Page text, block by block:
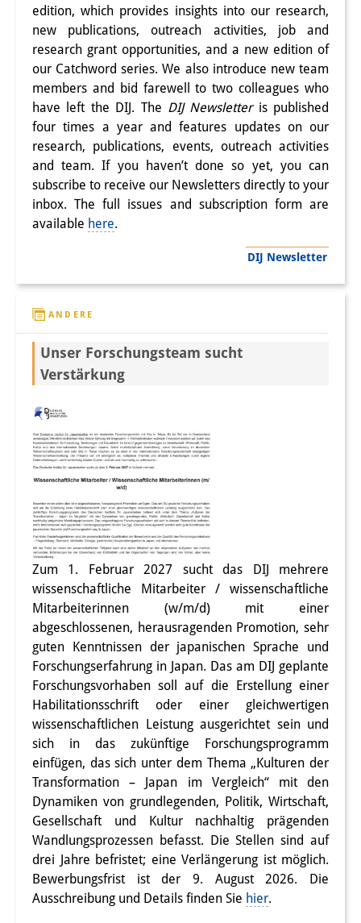
Wissensinfrastrukturen
Individuelle Projekte
Abgeschlossene Forschung
Events
Veranstaltungsübersicht
DIJ Forum
DIJ Study Group
Thematische Vortragsreihen
Symposien und Konferenzen
Workshops
Sonstige Veranstaltungen
Publikationen
Publikationsübersicht
Contemporary Japan
DIJ Monographienreihe
DIJ Working Papers
DIJ Newsletter
DIJ Videos
Miscellanea
Podcasts
Frühere Publikationsreihen
Bibliothek
Die Bibliothek ist für die
Öffentlichkeit zugänglich.
Bitte melden Sie sich vorher an.
Information
Katalog
edition, which provides insights into our research,
new publications, outreach activities, job and
research grant opportunities, and a new edition of
our Catchword series. We also introduce new team
members and bid farewell to two colleagues who
have left the DIJ. The DIJ Newsletteris published
four times a year and features updates on our
research, publications, events, outreach activities
and team. If you haven’t done so yet, you can
subscribe to receive our Newsletters directly to your
inbox. The full issues and subscription form are
available here.
DIJ Newsletter
ANDERE
Unser Forschungsteam sucht
Verstärkung
Zum 1. Februar 2027 sucht das DIJ mehrere
wissenschaftliche Mitarbeiter / wissenschaftliche
Mitarbeiterinnen (w/m/d) mit einer
abgeschlossenen, herausragenden Promotion, sehr
guten Kenntnissen der japanischen Sprache und
Forschungserfahrung in Japan. Das am DIJ geplante
Forschungsvorhaben soll auf die Erstellung einer
Habilitationsschrift oder einer gleichwertigen
wissenschaftlichen Leistung ausgerichtet sein und
sich in das zukünftige Forschungsprogramm
einfügen, das sich unter dem Thema „Kulturen der
Transformation – Japan im Vergleich“ mit den
Dynamiken von grundlegenden, Politik, Wirtschaft,
Gesellschaft und Kultur nachhaltig prägenden
Wandlungsprozessen befasst. Die Stellen sind auf
drei Jahre befristet; eine Verlängerung ist möglich.
Bewerbungsfrist ist der 9. August 2026. Die
Ausschreibung und Details finden Sie hier.